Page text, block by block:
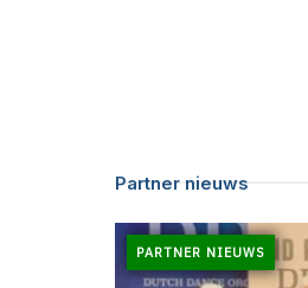
Partner nieuws
PARTNER NIEUWS